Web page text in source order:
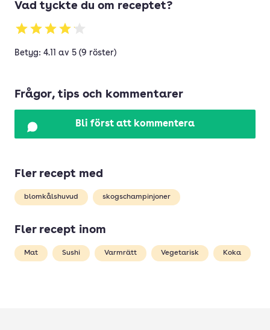
Vad tyckte du om receptet?
Betyg: 4.11 av 5 (9 röster)
Frågor, tips och kommentarer
Bli först att kommentera
Fler recept med
blomkålshuvud skogschampinjoner
Fler recept inom
Mat Sushi Varmrätt Vegetarisk Koka